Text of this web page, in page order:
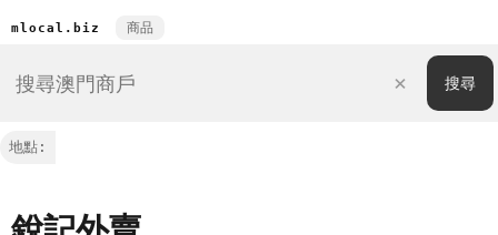
mlocal.biz 商品
地點: